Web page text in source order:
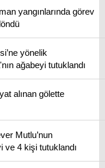
yangınlarında görev
yönelik
ağabeyi tutuklandı
alınan gölette
Mutlu’nun
ve 4 kişi tutuklandı